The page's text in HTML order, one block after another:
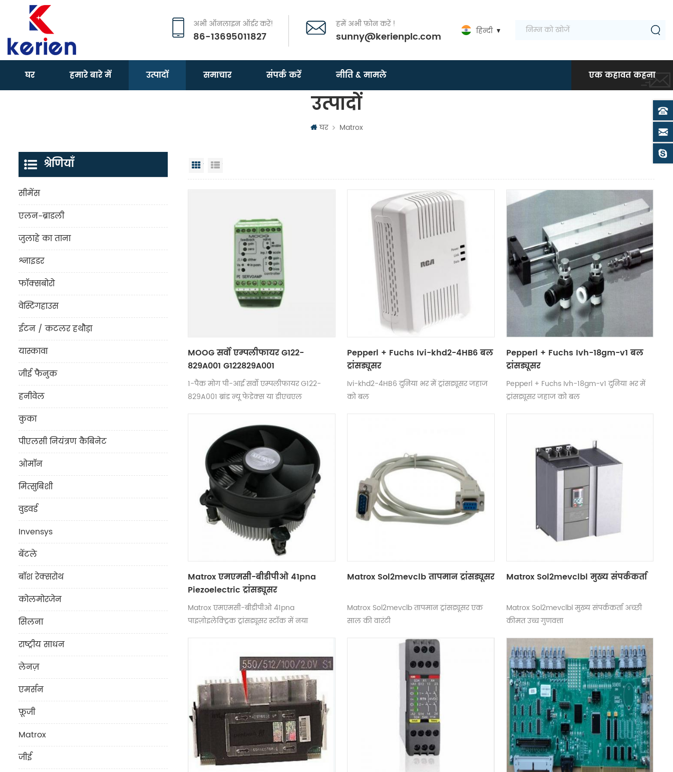
हिन्दी
अभी ऑनलाइन ऑर्डर करें!
86-13695011827
हमें अभी फ़ोन करें !
sunny@kerienplc.com
घर हमारे बारे में उत्पादों समाचार संपर्क करें नीति & मामले एक कहावत कहना
उत्पादों
घर Matrox
जालक दृश्यसूची दृश्य
MOOG सर्वो एम्पलीफायर G122-
829A001 G122829A001
1-पैक मोग पी-आई सर्वो एम्पलीफायर G122-
829A001 ब्रांड न्यू फेडेक्स या डीएचएल
Pepperl + Fuchs Ivi-khd2-4HB6 बल
ट्रांसड्यूसर
Ivi-khd2-4HB6 दुनिया भर में ट्रांसड्यूसर जहाज
को बल
Pepperl + Fuchs Ivh-18gm-v1 बल
ट्रांसड्यूसर
Pepperl + Fuchs Ivh-18gm-v1 दुनिया भर में
ट्रांसड्यूसर जहाज को बल
Matrox एमएमसी-बीडीपीओ 41pna
Piezoelectric ट्रांसड्यूसर
Matrox एमएमसी-बीडीपीओ 41pna
पाइज़ोइलेक्ट्रिक ट्रांसड्यूसर स्टॉक में नया
Matrox Sol2mevclb तापमान ट्रांसड्यूसर
Matrox Sol2mevclb तापमान ट्रांसड्यूसर एक
साल की वारंटी
Matrox Sol2mevclbl मुख्य संपर्ककर्ता
Matrox Sol2mevclbl मुख्य संपर्ककर्ता अच्छी
कीमत उच्च गुणवत्ता
श्रेणियाँ
सीमेंस
एलन-ब्राडली
जुलाहे का ताना
श्नाइडर
फॉक्सबोरो
वेस्टिंगहाउस
ईटन / कटलर हथौड़ा
यास्कावा
जीई फैनुक
हनीवेल
कुका
पीएलसी नियंत्रण कैबिनेट
ओमॉन
मित्सुबिशी
वुडवर्ड
Invensys
बेंटले
बॉश रेक्सरोथ
कोलमोरजेन
सिलना
राष्ट्रीय साधन
लेनज़
एमर्सन
फ़ूजी
Matrox
जीई